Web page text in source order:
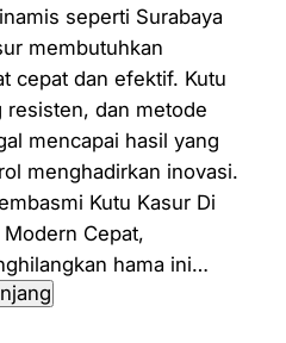
seperti Surabaya
membutuhkan
cepat dan efektif. Kutu
resisten, dan metode
mencapai hasil yang
menghadirkan inovasi.
Kutu Kasur Di
Cepat,
hama ini…